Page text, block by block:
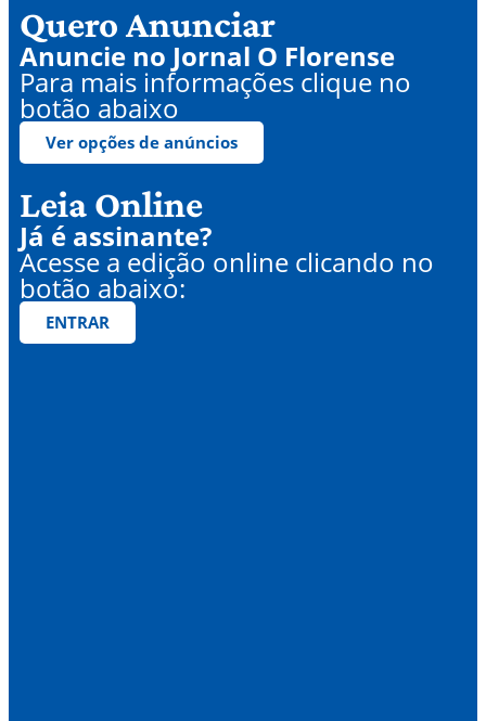
Quero Anunciar
Anuncie no Jornal O Florense
Para mais informações clique no
botão abaixo
Ver opções de anúncios
Leia Online
Já é assinante?
Acesse a edição online clicando no
botão abaixo:
ENTRAR